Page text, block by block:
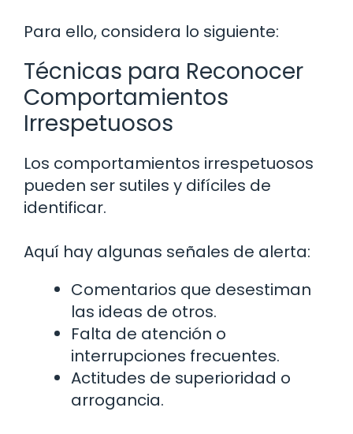
Para ello, considera lo siguiente:
Técnicas para Reconocer
Comportamientos
Irrespetuosos
Los comportamientos irrespetuosos
pueden ser sutiles y difíciles de
identificar.
Aquí hay algunas señales de alerta:
Comentarios que desestiman
las ideas de otros.
Falta de atención o
interrupciones frecuentes.
Actitudes de superioridad o
arrogancia.